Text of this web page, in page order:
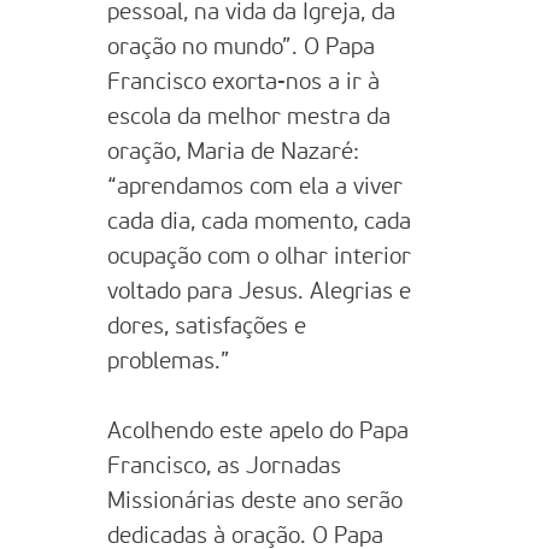
pessoal, na vida da Igreja, da
oração no mundo”. O Papa
Francisco exorta-nos a ir à
escola da melhor mestra da
oração, Maria de Nazaré:
“aprendamos com ela a viver
cada dia, cada momento, cada
ocupação com o olhar interior
voltado para Jesus. Alegrias e
dores, satisfações e
problemas.”
Acolhendo este apelo do Papa
Francisco, as Jornadas
Missionárias deste ano serão
dedicadas à oração. O Papa